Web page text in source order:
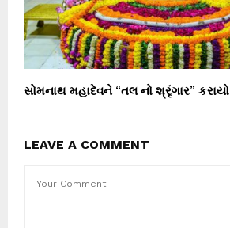
સોમનાથ મહાદેવને “તલ નો શ્રૃંગાર” કરાયો
LEAVE A COMMENT